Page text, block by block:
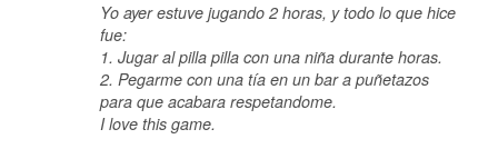
Yo ayer estuve jugando 2 horas, y todo lo que hice
fue:
1. Jugar al pilla pilla con una niña durante horas.
2. Pegarme con una tía en un bar a puñetazos
para que acabara respetandome.
I love this game.